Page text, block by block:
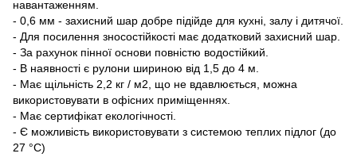
навантаженням.
- 0,6 мм - захисний шар добре підійде для кухні, залу і дитячої.
- Для посилення зносостійкості має додатковий захисний шар.
- За рахунок пінної основи повністю водостійкий.
- В наявності є рулони шириною від 1,5 до 4 м.
- Має щільність 2,2 кг / м2, що не вдавлюється, можна
використовувати в офісних приміщеннях.
- Має сертифікат екологічності.
- Є можливість використовувати з системою теплих підлог (до
27 °C)